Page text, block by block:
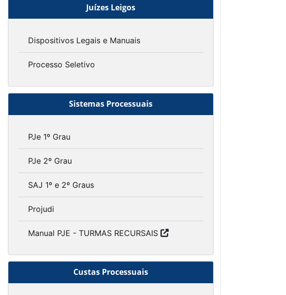
Juízes Leigos
Dispositivos Legais e Manuais
Processo Seletivo
Sistemas Processuais
PJe 1º Grau
PJe 2º Grau
SAJ 1º e 2º Graus
Projudi
Manual PJE - TURMAS RECURSAIS
Custas Processuais